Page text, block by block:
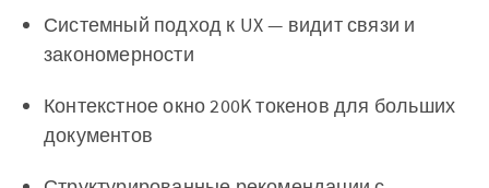
Системный подход к UX — видит связи и
закономерности
Контекстное окно 200K токенов для больших
документов